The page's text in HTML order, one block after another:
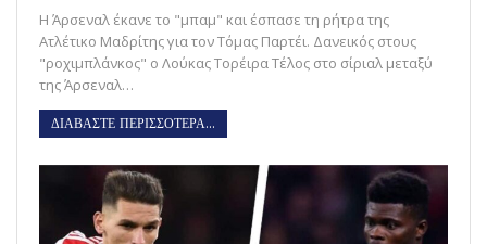
Η Άρσεναλ έκανε το "μπαμ" και έσπασε τη ρήτρα της
Ατλέτικο Μαδρίτης για τον Τόμας Παρτέι. Δανεικός στους
"ροχιμπλάνκος" ο Λούκας Τορέιρα Τέλος στο σίριαλ μεταξύ
της Άρσεναλ…
ΔΙΑΒΑΣΤΕ ΠΕΡΙΣΣΟΤΕΡΑ...